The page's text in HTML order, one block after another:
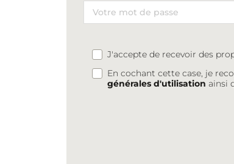
J'accepte de recevoir des
En cochant cette case, je
générales d'utilisation ainsi